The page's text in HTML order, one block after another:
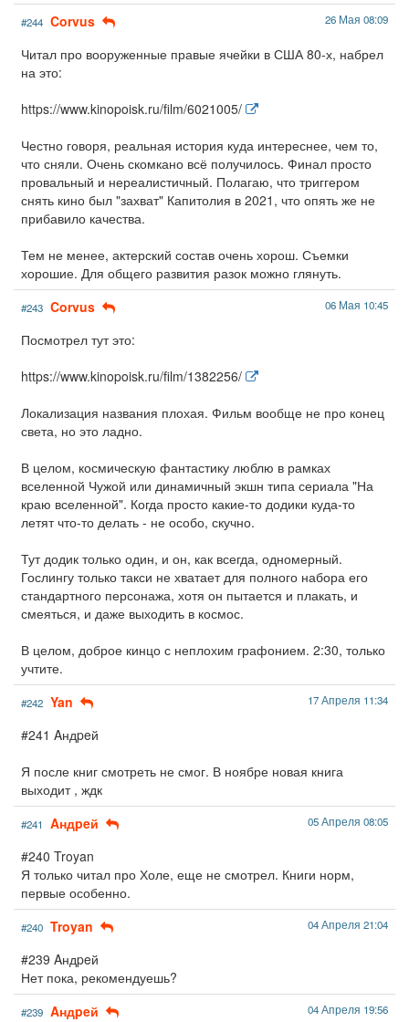
#244 Corvus 26 Мая 08:09
Читал про вооруженные правые ячейки в США 80-х, набрел
на это:
https://www.kinopoisk.ru/film/6021005/
Честно говоря, реальная история куда интереснее, чем то,
что сняли. Очень скомкано всё получилось. Финал просто
провальный и нереалистичный. Полагаю, что триггером
снять кино был "захват" Капитолия в 2021, что опять же не
прибавило качества.
Тем не менее, актерский состав очень хорош. Съемки
хорошие. Для общего развития разок можно глянуть.
#243 Corvus 06 Мая 10:45
Посмотрел тут это:
https://www.kinopoisk.ru/film/1382256/
Локализация названия плохая. Фильм вообще не про конец
света, но это ладно.
В целом, космическую фантастику люблю в рамках
вселенной Чужой или динамичный экшн типа сериала "На
краю вселенной". Когда просто какие-то додики куда-то
летят что-то делать - не особо, скучно.
Тут додик только один, и он, как всегда, одномерный.
Гослингу только такси не хватает для полного набора его
стандартного персонажа, хотя он пытается и плакать, и
смеяться, и даже выходить в космос.
В целом, доброе кинцо с неплохим графонием. 2:30, только
учтите.
#242 Yan 17 Апреля 11:34
#241 Aндpeй
Я после книг смотреть не смог. В ноябре новая книга
выходит , ждк
#241 Aндpeй 05 Апреля 08:05
#240 Troyan
Я только читал про Холе, еще не смотрел. Книги норм,
первые особенно.
#240 Troyan 04 Апреля 21:04
#239 Aндpeй
Нет пока, рекомендуешь?
#239 Aндpeй 04 Апреля 19:56